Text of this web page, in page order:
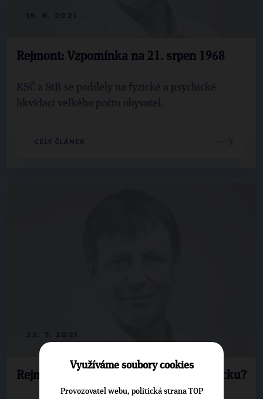
Rejmont: Vzpomínka na 21. srpen 1968
KSČ a StB se podílely na fyzické a psychické
likvidaci velkého počtu obyvatel.
CELÝ ČLÁNEK
Rejmont: Platy pro lékaře jako v Německu?
Využíváme soubory cookies
Provozovatel webu, politická strana TOP